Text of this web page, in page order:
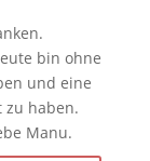
bin ohne
und eine
haben.
Manu.